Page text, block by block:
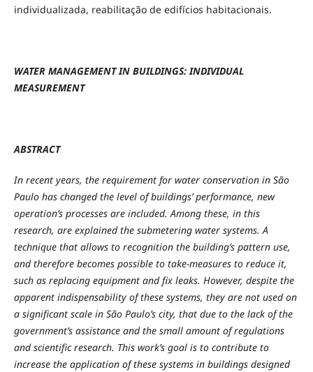
individualizada, reabilitação de edifícios habitacionais.
WATER MANAGEMENT IN BUILDINGS: INDIVIDUAL
MEASUREMENT
ABSTRACT
In recent years, the requirement for water conservation in São
Paulo has changed the level of buildings’ performance, new
operation’s processes are included. Among these, in this
research, are explained the submetering water systems. A
technique that allows to recognition the building’s pattern use,
and therefore becomes possible to take-measures to reduce it,
such as replacing equipment and fix leaks. However, despite the
apparent indispensability of these systems, they are not used on
a significant scale in São Paulo’s city, that due to the lack of the
government’s assistance and the small amount of regulations
and scientific research. This work’s goal is to contribute to
increase the application of these systems in buildings designed